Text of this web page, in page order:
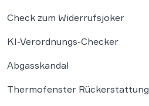
Check zum Widerrufsjoker
KI-Verordnungs-Checker
Abgasskandal
Thermofenster Rückerstattung